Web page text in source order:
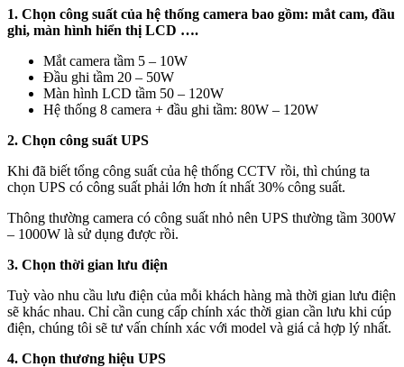
1. Chọn công suất của hệ thống camera bao gồm: mắt cam, đầu
ghi, màn hình hiển thị LCD ….
Mắt camera tầm 5 – 10W
Đầu ghi tầm 20 – 50W
Màn hình LCD tầm 50 – 120W
Hệ thống 8 camera + đầu ghi tầm: 80W – 120W
2. Chọn công suất UPS
Khi đã biết tổng công suất của hệ thống CCTV rồi, thì chúng ta
chọn UPS có công suất phải lớn hơn ít nhất 30% công suất.
Thông thường camera có công suất nhỏ nên UPS thường tầm 300W
– 1000W là sử dụng được rồi.
3. Chọn thời gian lưu điện
Tuỳ vào nhu cầu lưu điện của mỗi khách hàng mà thời gian lưu điện
sẽ khác nhau. Chỉ cần cung cấp chính xác thời gian cần lưu khi cúp
điện, chúng tôi sẽ tư vấn chính xác với model và giá cả hợp lý nhất.
4. Chọn thương hiệu UPS